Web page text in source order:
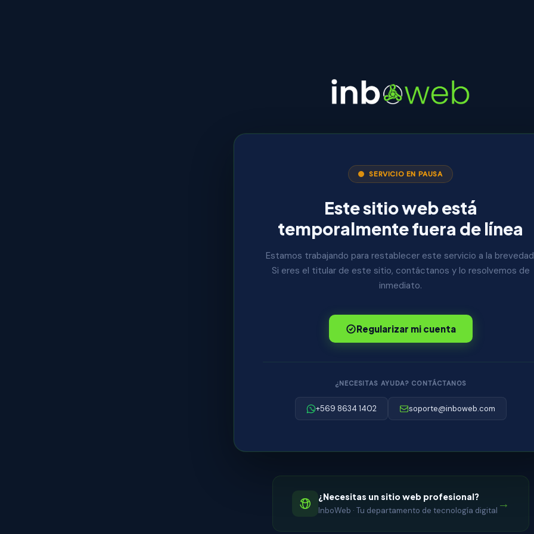
SERVICIO EN PAUSA
Este sitio web está
temporalmente fuera de línea
Estamos trabajando para restablecer este servicio a la
Si eres el titular de este sitio, contáctanos y lo resolvemos de
inmediato.
Regularizar mi cuenta
¿NECESITAS AYUDA? CONTÁCTANOS
+569 8634 1402 soporte@inboweb.com
¿Necesitas un sitio web profesional?
InboWeb · Tu departamento de tecnología digital →